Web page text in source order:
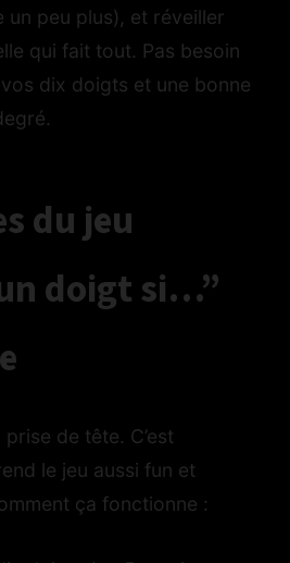
peu plus), et réveiller
qui fait tout. Pas besoin
dix doigts et une bonne
du jeu
doigt si…”
de tête. C’est
le jeu aussi fun et
ça fonctionne :